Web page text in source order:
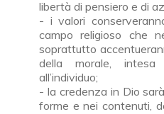
libertà di pensiero e di
- i valori
campo religioso che
soprattutto
della morale,
all’individuo;
- la credenza in Dio
forme e nei contenuti,